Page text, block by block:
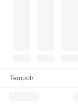
Tempoh